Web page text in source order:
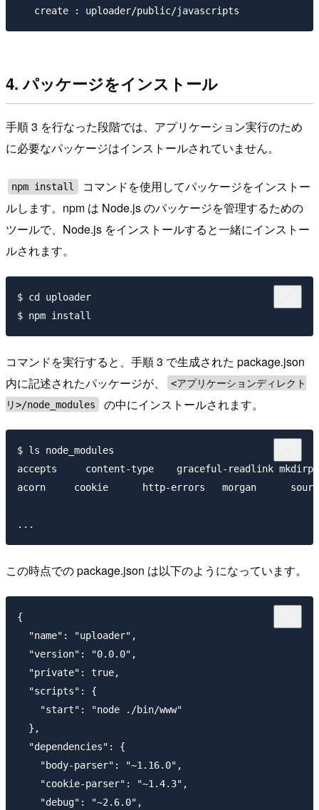
4. パッケージをインストール
手順 3 を行なった段階では、アプリケーション実行のため
に必要なパッケージはインストールされていません。
npm install
コマンドを使用してパッケージをインストー
ルします。npm は Node.js のパッケージを管理するための
ツールで、Node.js をインストールすると一緒にインストー
ルされます。
$ cd uploader
コマンドを実行すると、手順 3 で生成された package.json
内に記述されたパッケージが、
<アプリケーションディレクト
リ>/node_modules
の中にインストールされます。
$ ls node_modules
accepts     content-type    graceful-readlink
acorn     cookie      http-errors   morgan
この時点での package.json は以下のようになっています。
{
  "name": "uploader",
  "version": "0.0.0",
  "private": true,
  "scripts": {
    "start": "node ./bin/www"
  },
  "dependencies": {
    "body-parser": "~1.16.0",
    "cookie-parser": "~1.4.3",
    "debug": "~2.6.0",